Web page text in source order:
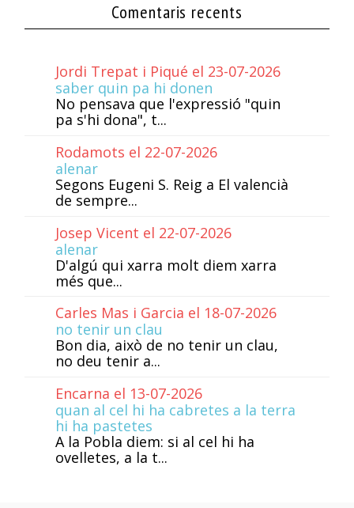
Comentaris recents
Jordi Trepat i Piqué el 23-07-2026
saber quin pa hi donen
No pensava que l'expressió "quin
pa s'hi dona", t...
Rodamots el 22-07-2026
alenar
Segons Eugeni S. Reig a El valencià
de sempre...
Josep Vicent el 22-07-2026
alenar
D'algú qui xarra molt diem xarra
més que...
Carles Mas i Garcia el 18-07-2026
no tenir un clau
Bon dia, això de no tenir un clau,
no deu tenir a...
Encarna el 13-07-2026
quan al cel hi ha cabretes a la terra
hi ha pastetes
A la Pobla diem: si al cel hi ha
ovelletes, a la t...